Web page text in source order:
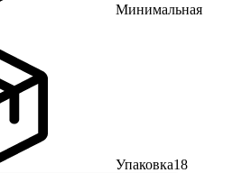
Минимальная
Упаковка18